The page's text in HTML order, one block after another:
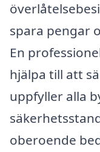
spara pengar
En
hjälpa till att
uppfyller alla
oberoende